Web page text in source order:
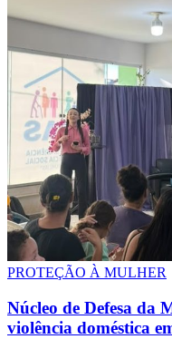
PROTEÇÃO À MULHER
Núcleo de Defesa da
violência doméstica